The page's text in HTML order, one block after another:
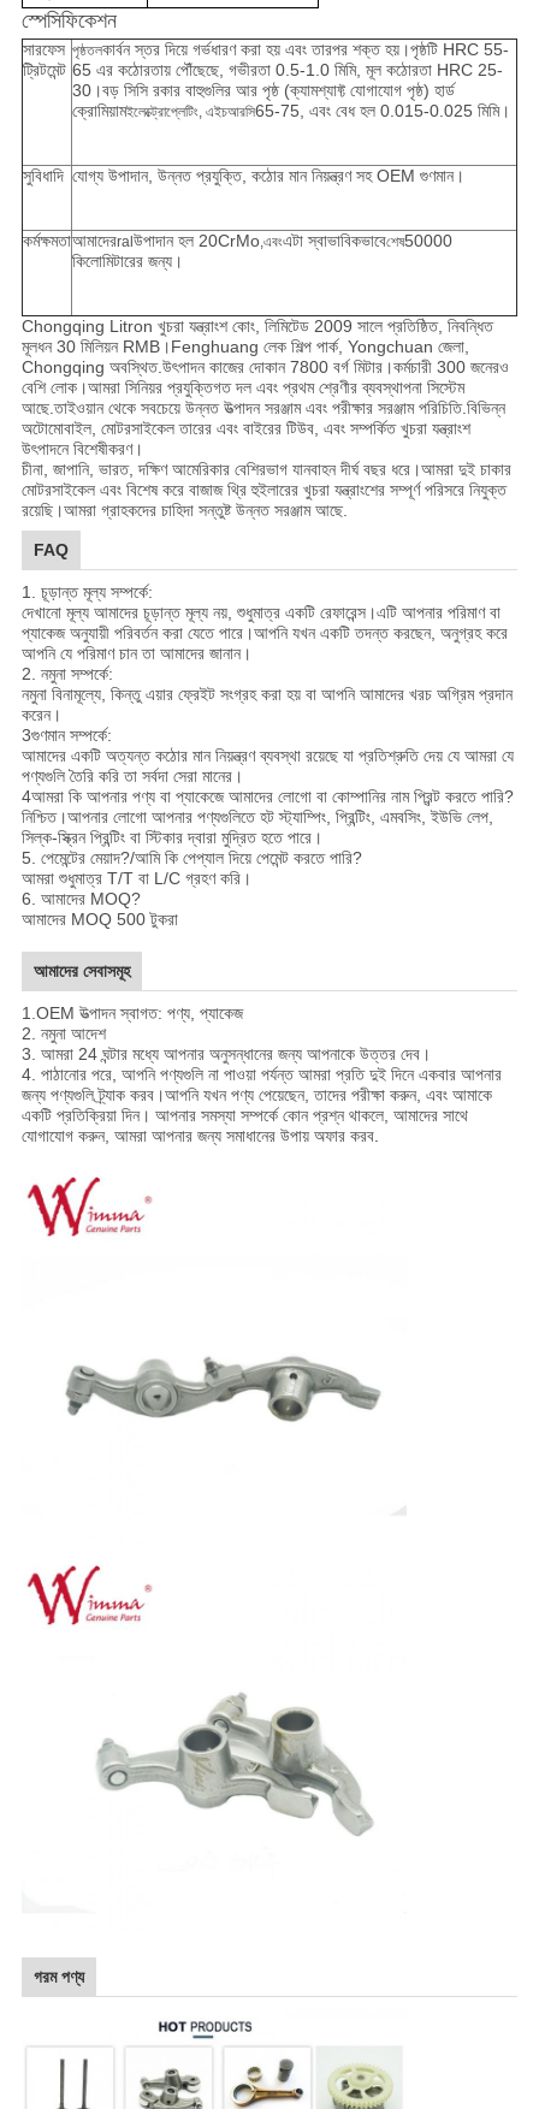
স্পেসিফিকেশন
সারফেস
ট্রিটমেন্ট
পৃষ্ঠতলকার্বন স্তর দিয়ে গর্ভধারণ করা হয় এবং তারপর শক্ত হয়।পৃষ্ঠটি HRC 55-
65 এর কঠোরতায় পৌঁছেছে, গভীরতা 0.5-1.0 মিমি, মূল কঠোরতা HRC 25-
30।বড় সিসি রকার বাহুগুলির আর পৃষ্ঠ (ক্যামশ্যাফ্ট যোগাযোগ পৃষ্ঠ) হার্ড
ক্রোমিয়ামইলেক্ট্রোপ্লেটিং, এইচআরসি65-75, এবং বেধ হল 0.015-0.025 মিমি।
সুবিধাদি যোগ্য উপাদান, উন্নত প্রযুক্তি, কঠোর মান নিয়ন্ত্রণ সহ OEM গুণমান।
কর্মক্ষমতাআমাদেরralউপাদান হল 20CrMo,এবংএটা স্বাভাবিকভাবেশেষ50000
কিলোমিটারের জন্য।
Chongqing Litron খুচরা যন্ত্রাংশ কোং, লিমিটেড 2009 সালে প্রতিষ্ঠিত, নিবন্ধিত
মূলধন 30 মিলিয়ন RMB।Fenghuang লেক শিল্প পার্ক, Yongchuan জেলা,
Chongqing অবস্থিত.উৎপাদন কাজের দোকান 7800 বর্গ মিটার।কর্মচারী 300 জনেরও
বেশি লোক।আমরা সিনিয়র প্রযুক্তিগত দল এবং প্রথম শ্রেণীর ব্যবস্থাপনা সিস্টেম
আছে.তাইওয়ান থেকে সবচেয়ে উন্নত উত্পাদন সরঞ্জাম এবং পরীক্ষার সরঞ্জাম পরিচিতি.বিভিন্ন
অটোমোবাইল, মোটরসাইকেল তারের এবং বাইরের টিউব, এবং সম্পর্কিত খুচরা যন্ত্রাংশ
উৎপাদনে বিশেষীকরণ।
চীনা, জাপানি, ভারত, দক্ষিণ আমেরিকার বেশিরভাগ যানবাহন দীর্ঘ বছর ধরে।আমরা দুই চাকার
মোটরসাইকেল এবং বিশেষ করে বাজাজ থ্রি হুইলারের খুচরা যন্ত্রাংশের সম্পূর্ণ পরিসরে নিযুক্ত
রয়েছি।আমরা গ্রাহকদের চাহিদা সন্তুষ্ট উন্নত সরঞ্জাম আছে.
FAQ
1. চূড়ান্ত মূল্য সম্পর্কে:
দেখানো মূল্য আমাদের চূড়ান্ত মূল্য নয়, শুধুমাত্র একটি রেফারেন্স।এটি আপনার পরিমাণ বা
প্যাকেজ অনুযায়ী পরিবর্তন করা যেতে পারে।আপনি যখন একটি তদন্ত করছেন, অনুগ্রহ করে
আপনি যে পরিমাণ চান তা আমাদের জানান।
2. নমুনা সম্পর্কে:
নমুনা বিনামূল্যে, কিন্তু এয়ার ফ্রেইট সংগ্রহ করা হয় বা আপনি আমাদের খরচ অগ্রিম প্রদান
করেন।
3গুণমান সম্পর্কে:
আমাদের একটি অত্যন্ত কঠোর মান নিয়ন্ত্রণ ব্যবস্থা রয়েছে যা প্রতিশ্রুতি দেয় যে আমরা যে
পণ্যগুলি তৈরি করি তা সর্বদা সেরা মানের।
4আমরা কি আপনার পণ্য বা প্যাকেজে আমাদের লোগো বা কোম্পানির নাম প্রিন্ট করতে পারি?
নিশ্চিত।আপনার লোগো আপনার পণ্যগুলিতে হট স্ট্যাম্পিং, প্রিন্টিং, এমবসিং, ইউভি লেপ,
সিল্ক-স্ক্রিন প্রিন্টিং বা স্টিকার দ্বারা মুদ্রিত হতে পারে।
5. পেমেন্টের মেয়াদ?/আমি কি পেপ্যাল ​​দিয়ে পেমেন্ট করতে পারি?
আমরা শুধুমাত্র T/T বা L/C গ্রহণ করি।
6. আমাদের MOQ?
আমাদের MOQ 500 টুকরা
আমাদের সেবাসমূহ
1. OEM উত্পাদন স্বাগত: পণ্য, প্যাকেজ
2. নমুনা আদেশ
3. আমরা 24 ঘন্টার মধ্যে আপনার অনুসন্ধানের জন্য আপনাকে উত্তর দেব।
4. পাঠানোর পরে, আপনি পণ্যগুলি না পাওয়া পর্যন্ত আমরা প্রতি দুই দিনে একবার আপনার
জন্য পণ্যগুলি ট্র্যাক করব।আপনি যখন পণ্য পেয়েছেন, তাদের পরীক্ষা করুন, এবং আমাকে
একটি প্রতিক্রিয়া দিন। আপনার সমস্যা সম্পর্কে কোন প্রশ্ন থাকলে, আমাদের সাথে
যোগাযোগ করুন, আমরা আপনার জন্য সমাধানের উপায় অফার করব.
গরম পণ্য